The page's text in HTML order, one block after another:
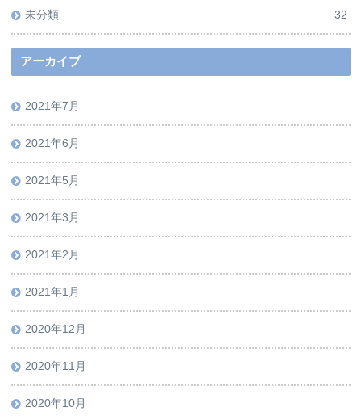
未分類 32
アーカイブ
2021年7月
2021年6月
2021年5月
2021年3月
2021年2月
2021年1月
2020年12月
2020年11月
2020年10月